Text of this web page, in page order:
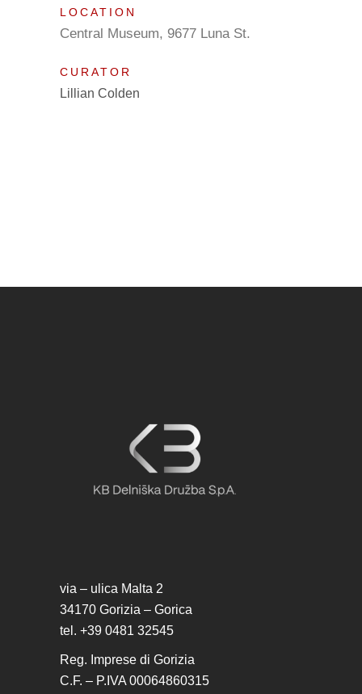
LOCATION
Central Museum, 9677 Luna St.
CURATOR
Lillian Colden
via – ulica Malta 2
34170 Gorizia – Gorica
tel. +39 0481 32545
Reg. Imprese di Gorizia
C.F. – P.IVA 00064860315